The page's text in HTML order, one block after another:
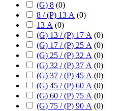
(G) 8 (0)
8 / (P) 13 А (0)
13 А (0)
(G) 13 / (P) 17 А (0)
(G) 17 / (P) 25 А (0)
(G) 25 / (P) 32 А (0)
(G) 32 / (P) 37 А (0)
(G) 37 / (P) 45 А (0)
(G) 45 / (P) 60 А (0)
(G) 60 / (P) 75 А (0)
(G) 75 / (P) 90 А (0)